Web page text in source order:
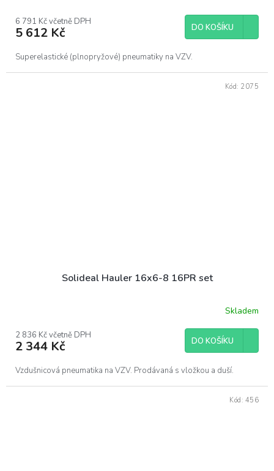
6 791 Kč včetně DPH
5 612 Kč DO KOŠÍKU
Superelastické (plnopryžové) pneumatiky na VZV.
Solideal Hauler 16x6-8 16PR set
Skladem
2 836 Kč včetně DPH
2 344 Kč DO KOŠÍKU
Vzdušnicová pneumatika na VZV. Prodávaná s vložkou a duší.
Kód: 2075
Kód: 456